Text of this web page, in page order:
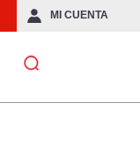
MI CUENTA